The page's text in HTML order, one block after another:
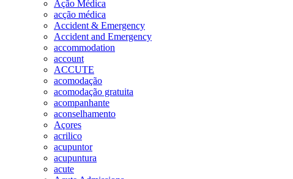
Ação Médica
acção médica
Accident & Emergency
Accident and Emergency
accommodation
account
ACCUTE
acomodação
acomodação gratuita
acompanhante
aconselhamento
Açores
acrilico
acupuntor
acupuntura
acute